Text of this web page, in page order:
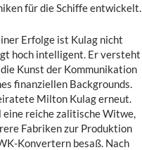
für die Schiffe entwickelt.
Erfolge ist Kulag nicht
hoch intelligent. Er versteht
Kunst der Kommunikation
finanziellen Backgrounds.
Milton Kulag erneut.
eine reiche zalitische Witwe,
Fabriken zur Produktion
Konvertern besaß. Nach